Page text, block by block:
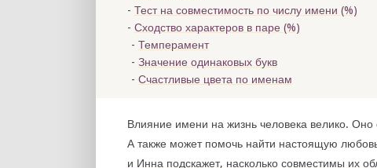
Тест на совместимость по числу имени (%)
Сходство характеров в паре (%)
Темперамент
Значение одинаковых букв
Счастливые цвета по именам
Влияние имени на жизнь человека велико. Оно
А также может помочь найти настоящую
и Инна подскажет, насколько совместимы их